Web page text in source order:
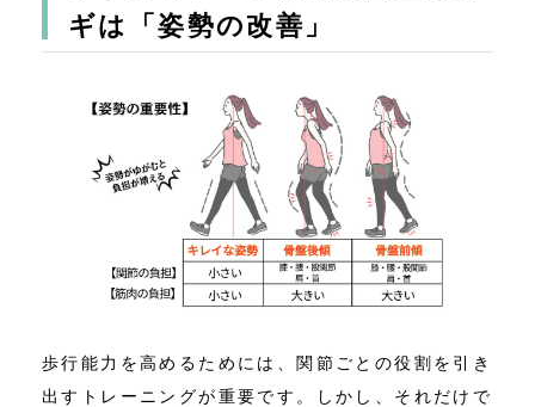
ギは「姿勢の改善」
歩行能力を高めるためには、関節ごとの役割を引き
出すトレーニングが重要です。しかし、それだけで